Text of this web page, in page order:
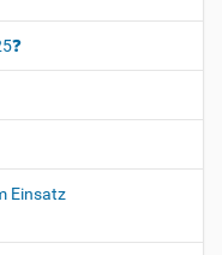
Einsatz